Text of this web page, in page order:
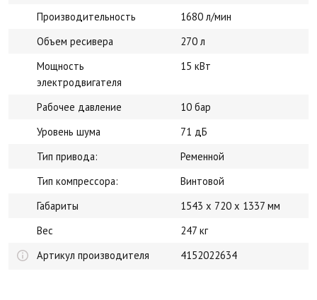
Производительность
1680 л/мин
Объем ресивера
270 л
Мощность
электродвигателя
15 кВт
Рабочее давление
10 бар
Уровень шума
71 дБ
Тип привода:
Ременной
Тип компрессора:
Винтовой
Габариты
1543 x 720 x 1337 мм
Вес
247 кг
Артикул производителя
4152022634